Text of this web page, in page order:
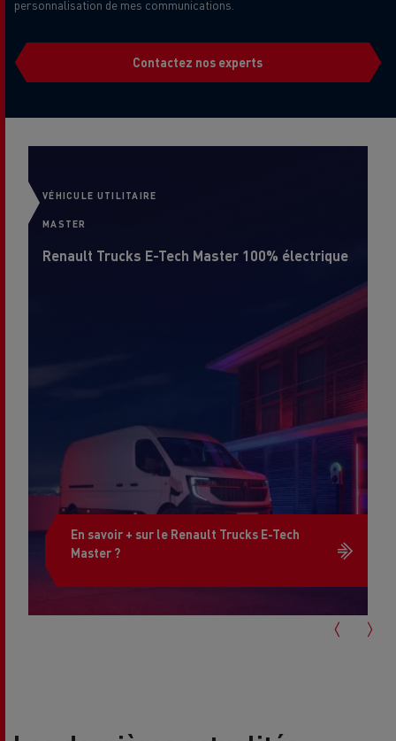
personnalisation de mes communications.
Contactez nos experts
VÉHICULE UTILITAIRE
MASTER
Renault Trucks E-Tech Master 100% électrique
En savoir + sur le Renault Trucks E-Tech
Master ?